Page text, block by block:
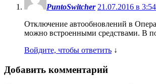
PuntoSwitcher 21.07.2016 в
Отключение автообновлений в
можно встроенными средствами. В
Войдите, чтобы ответить ↓
Добавить комментарий